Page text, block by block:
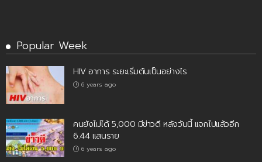
Popular Week
HIV อาการ ระยะเริ่มต้นเป็นอย่างไร
6 years ago
คนยังไม่ได้ 5,000 มีข่าวดี หลังวันนี้ แจกไปแล้วอีก
6.44 แสนราย
6 years ago